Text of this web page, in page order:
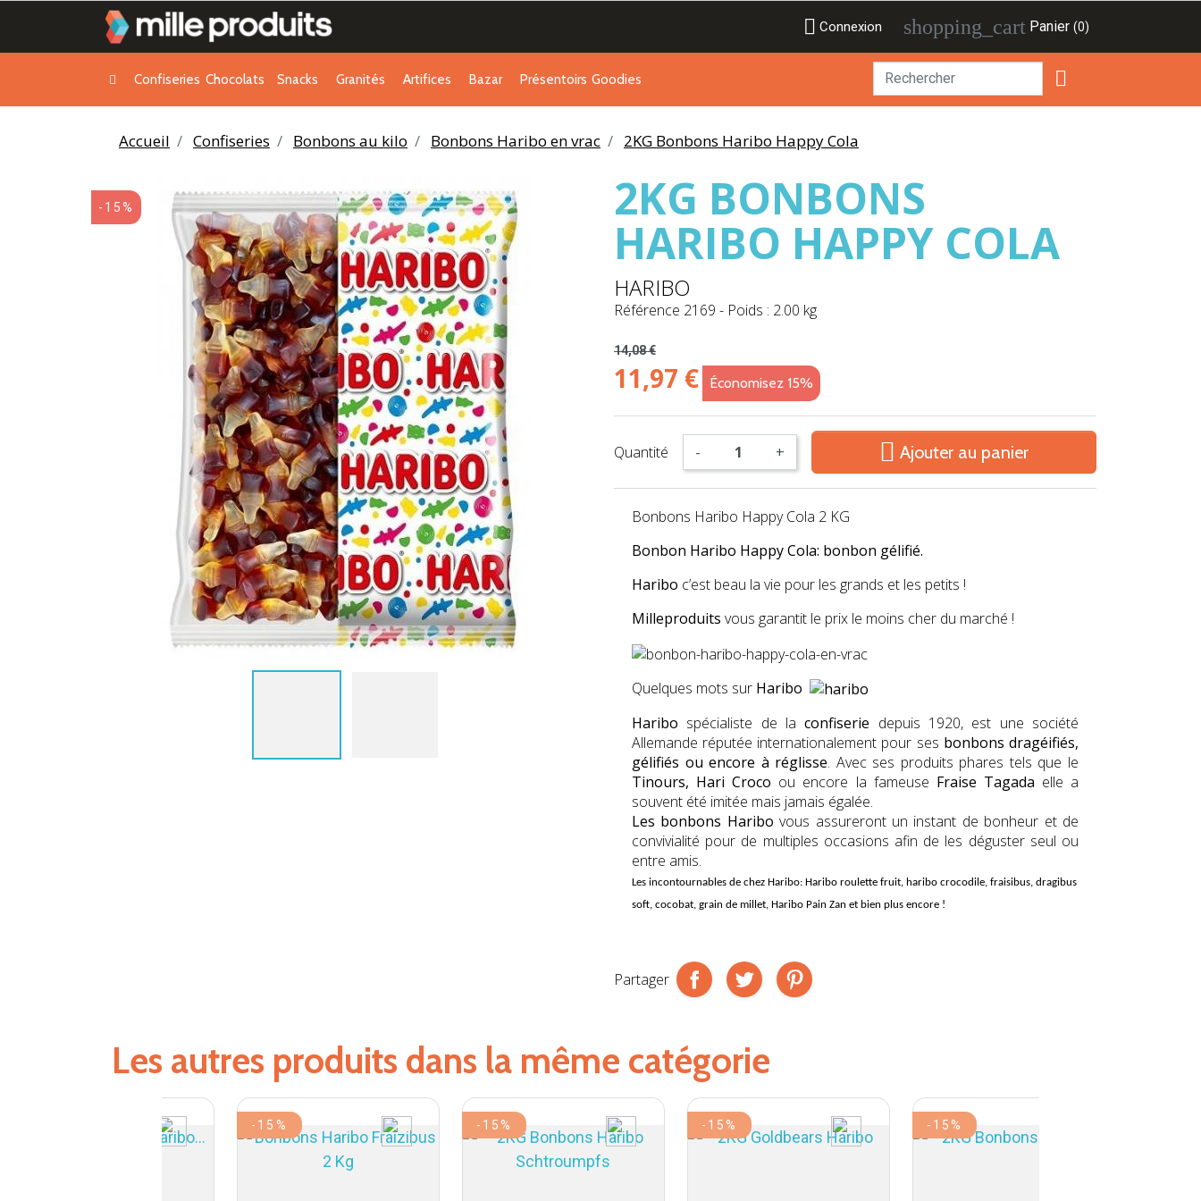
 Connexion shopping_cart Panier (0)
Confiseries Chocolats Snacks Granités Artifices Bazar Présentoirs Goodies 
Accueil Confiseries Bonbons au kilo Bonbons Haribo en vrac 2KG Bonbons Haribo Happy Cola
-15% 2KG BONBONS
HARIBO HAPPY COLA
HARIBO
Référence 2169 - Poids : 2.00 kg
14,08 €
11,97 € Économisez 15%
Quantité - +  Ajouter au panier
Bonbons Haribo Happy Cola 2 KG
Bonbon Haribo Happy Cola: bonbon gélifié.
Haribo c’est beau la vie pour les grands et les petits !
Milleproduits vous garantit le prix le moins cher du marché !
Quelques mots sur Haribo
Haribo spécialiste de laconfiserie depuis 1920, est une société
Allemande réputée internationalement pour ses bonbons dragéifiés,
gélifiés ou encore à réglisse. Avec ses produits phares tels que le
Tinours, Hari Croco ou encore la fameuse Fraise Tagada elle a
souvent été imitée mais jamais égalée.
Les bonbons Haribo vous assureront un instant de bonheur et de
convivialité pour de multiples occasions afin de les déguster seul ou
entre amis.
Les incontournables de chez Haribo: Haribo roulette fruit, haribo crocodile, fraisibus, dragibus
soft, cocobat, grain de millet, Haribo Pain Zan et bien plus encore !
Partager
Les autres produits dans la même catégorie